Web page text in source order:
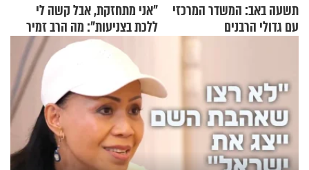
תשעה באב: המשדר המרכזי
עם גדולי הרבנים
"אני מתחזקת, אבל קשה לי
ללכת בצניעות": מה הרב זמיר
כהן המליץ לה לעשות?